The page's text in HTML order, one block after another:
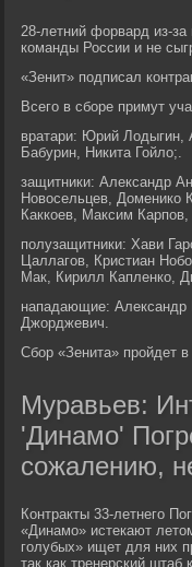
28-летний форвард из-
команды России и не
«Зенит» подписал
Всего в сборе примут
вратари: Юрий Лодыгин,
Бабурин, Никита Гойло;.
защитники: Александр
Новосельцев, Доменико
Каккоев, Максим
полузащитники: Хави
Цаллагов, Кристиан
Мак, Кирилл Капленко,
нападающие: Александр
Джорджевич.
Сбор «Зенита» пройдет
Муравьев:
'Динамо'
сожалению,
Контракты 33-летнего
«Динамо» истекают
голубых» ищет для них
так как тренерский штаб